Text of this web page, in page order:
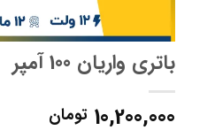
باتری واریان 100 آمپر
10,200,000 تومان